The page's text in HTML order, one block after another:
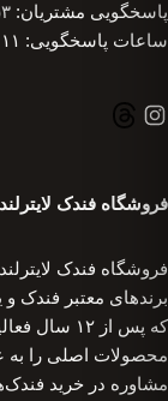
پاسخگویی مشتریان:
ساعات پاسخگویی: ۱۱ الی ۲۱ (روزهای غیر تعطیل)
فروشگاه فندک لایترلند
فروشگاه فندک
برندهای معتبر فندک و
که پس از
محصولات اصلی را به
مشاوره در خرید